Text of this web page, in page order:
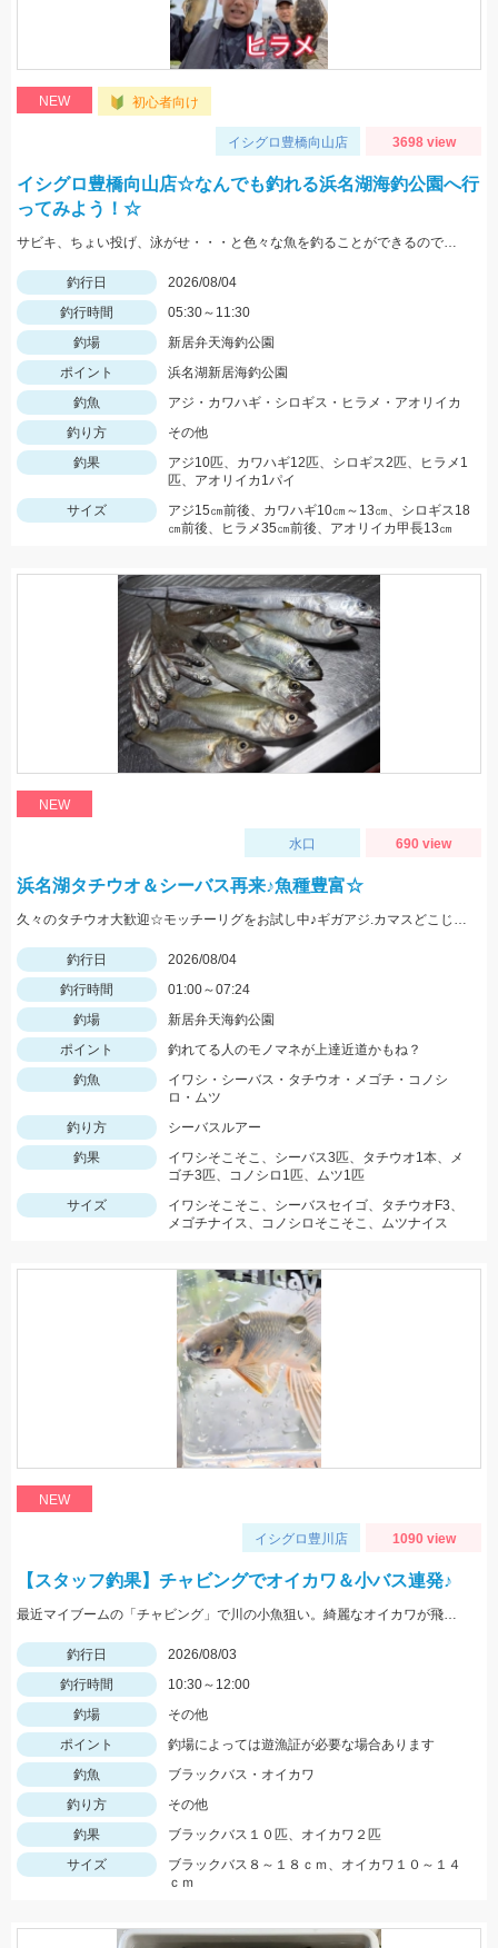
NEW 初心者向け
イシグロ豊橋向山店 3698 view
イシグロ豊橋向山店☆なんでも釣れる浜名湖海釣公園へ行
ってみよう！☆
サビキ、ちょい投げ、泳がせ・・・と色々な魚を釣ることができるので仕掛けも何種類か用意していけば楽しむことができますよ！
釣行日
2026/08/04
釣行時間
05:30～11:30
釣場
新居弁天海釣公園
ポイント
浜名湖新居海釣公園
釣魚
アジ・カワハギ・シロギス・ヒラメ・アオリイカ
釣り方
その他
釣果
アジ10匹、カワハギ12匹、シロギス2匹、ヒラメ1
匹、アオリイカ1パイ
サイズ
アジ15㎝前後、カワハギ10㎝～13㎝、シロギス18
㎝前後、ヒラメ35㎝前後、アオリイカ甲長13㎝
NEW
水口 690 view
浜名湖タチウオ＆シーバス再来♪魚種豊富☆
久々のタチウオ大歓迎☆モッチーリグをお試し中♪ギガアジ.カマスどこじゃ？
釣行日
2026/08/04
釣行時間
01:00～07:24
釣場
新居弁天海釣公園
ポイント
釣れてる人のモノマネが上達近道かもね？
釣魚
イワシ・シーバス・タチウオ・メゴチ・コノシ
ロ・ムツ
釣り方
シーバスルアー
釣果
イワシそこそこ、シーバス3匹、タチウオ1本、メ
ゴチ3匹、コノシロ1匹、ムツ1匹
サイズ
イワシそこそこ、シーバスセイゴ、タチウオF3、
メゴチナイス、コノシロそこそこ、ムツナイス
NEW
イシグロ豊川店 1090 view
【スタッフ釣果】チャビングでオイカワ＆小バス連発♪
最近マイブームの「チャビング」で川の小魚狙い。綺麗なオイカワが飛び出しました♪途中からはブラックバスの子供がスプーンやスピナーに連続ヒットしてきました。
釣行日
2026/08/03
釣行時間
10:30～12:00
釣場
その他
ポイント
釣場によっては遊漁証が必要な場合あります
釣魚
ブラックバス・オイカワ
釣り方
その他
釣果
ブラックバス１０匹、オイカワ２匹
サイズ
ブラックバス８～１８ｃｍ、オイカワ１０～１４
ｃｍ